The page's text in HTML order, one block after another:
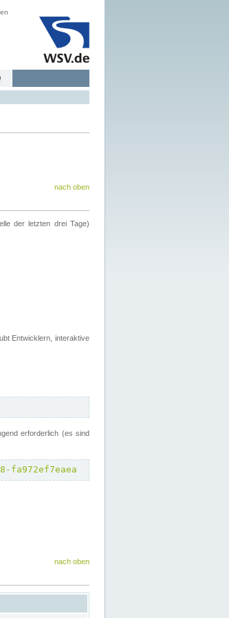
nach oben
der letzten drei Tage)
Entwicklern, interaktive
erforderlich (es sind
fa972ef7eaea
nach oben